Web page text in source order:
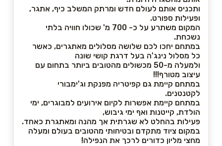
ותכניס אותם לעולם חדש ומרתק המשלב כיף, אתגר,
ופעילות ספורט.
המקום משתרע על כ- 700 מ' שכולו חוויה בלתי
נשכחת.
במתחם יחכו לכם שלושה מסלולים מאתגרים, כאשר
כל מסלול נינג'ה בעל דרגת קושי שונה
ולמעלה מ-50 מכשולים מהטובים ביותר בתחום עם
עיצוב מטורף!!!
במתחם קיימת גם קפיטריה מפנקת וג'ימבורי
לקטנטנים.
במתחם קיימת אפשרות לקיום אירועים למבוגרים, ימי
הולדת, קייטנות ואף ימי גיבוש,
פעילות בהחלט לא שגרתית אך מהנה ומאתגרת כאחד.
במקום ציוד מתקדם ובטיחותי מהטובים בעולם ומעלה
מחצי מליון כדורים לרכך את הנפילה!